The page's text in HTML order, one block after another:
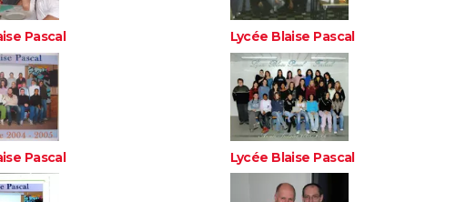
Pascal Lycée Blaise Pascal
Pascal Lycée Blaise Pascal